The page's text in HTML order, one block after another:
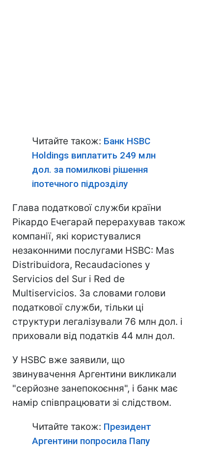
Читайте також: Банк HSBC
Holdings виплатить 249 млн
дол. за помилкові рішення
іпотечного підрозділу
Глава податкової служби країни
Рікардо Ечегарай перерахував також
компанії, які користувалися
незаконними послугами HSBC: Mas
Distribuidora, Recaudaciones y
Servicios del Sur і Red de
Multiservicios. За словами голови
податкової служби, тільки ці
структури легалізували 76 млн дол. і
приховали від податків 44 млн дол.
У HSBC вже заявили, що
звинувачення Аргентини викликали
"серйозне занепокоєння", і банк має
намір співпрацювати зі слідством.
Читайте також: Президент
Аргентини попросила Папу